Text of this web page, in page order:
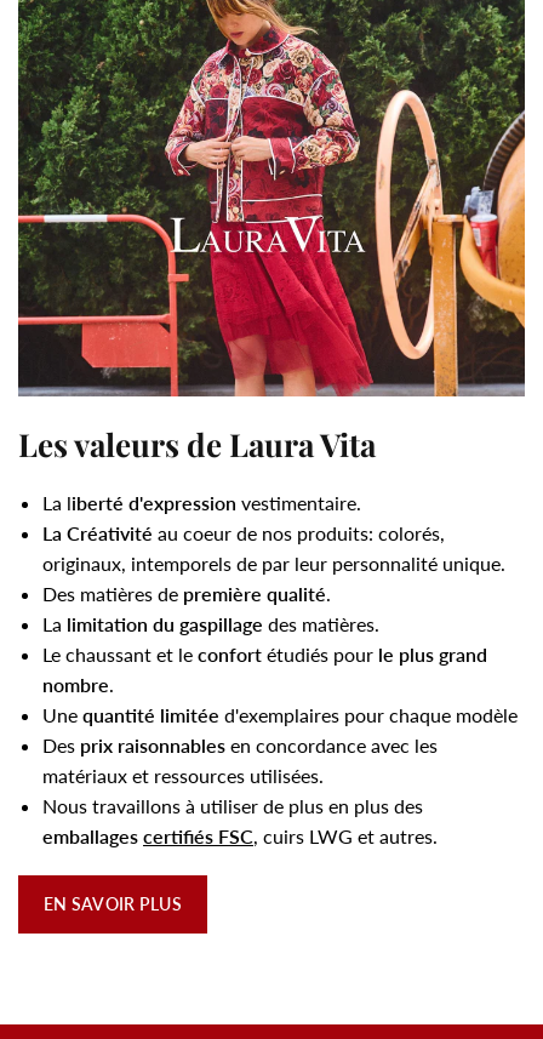
Les valeurs de Laura Vita
La liberté d'expression vestimentaire.
La Créativité au coeur de nos produits: colorés,
originaux, intemporels de par leur personnalité unique.
Des matières de première qualité.
La limitation du gaspillage des matières.
Le chaussant et le confort étudiés pour le plus grand
nombre.
Une quantité limitée d'exemplaires pour chaque modèle
Des prix raisonnables en concordance avec les
matériaux et ressources utilisées.
Nous travaillons à utiliser de plus en plus des
emballages certifiés FSC, cuirs LWG et autres.
EN SAVOIR PLUS